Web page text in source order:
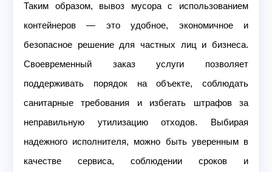
Таким образом, вывоз мусора с использованием
контейнеров — это удобное, экономичное и
безопасное решение для частных лиц и бизнеса.
Своевременный заказ услуги позволяет
поддерживать порядок на объекте, соблюдать
санитарные требования и избегать штрафов за
неправильную утилизацию отходов. Выбирая
надежного исполнителя, можно быть уверенным в
качестве сервиса, соблюдении сроков и